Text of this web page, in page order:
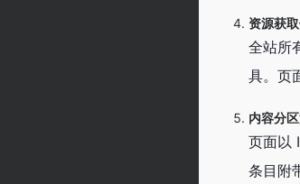
资源获
全站所
具。页
内容分
页面以
条目附